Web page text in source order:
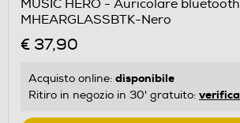
MUSIC HERO - Auricolare bluetooth
MHEARGLASSBTK-Nero
€ 37,90
Acquisto online: disponibile
Ritiro in negozio in 30' gratuito: verifica